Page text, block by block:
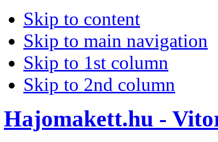
Skip to content
Skip to main navigation
Skip to 1st column
Skip to 2nd column
Hajomakett.hu -